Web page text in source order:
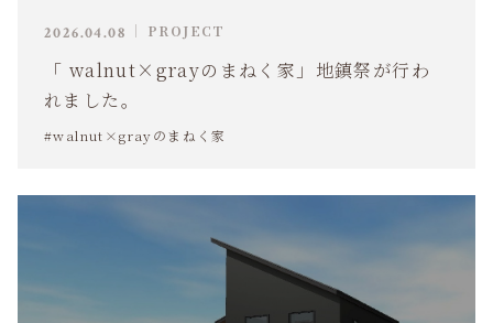
2026.04.08 PROJECT
「 walnut×grayのまねく家」地鎮祭が行わ
れました。
#walnut×grayのまねく家